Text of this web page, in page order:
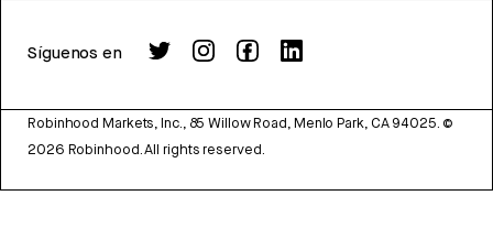
Síguenos en
Robinhood Markets, Inc., 85 Willow Road, Menlo Park, CA 94025. ©
2026 Robinhood. All rights reserved.